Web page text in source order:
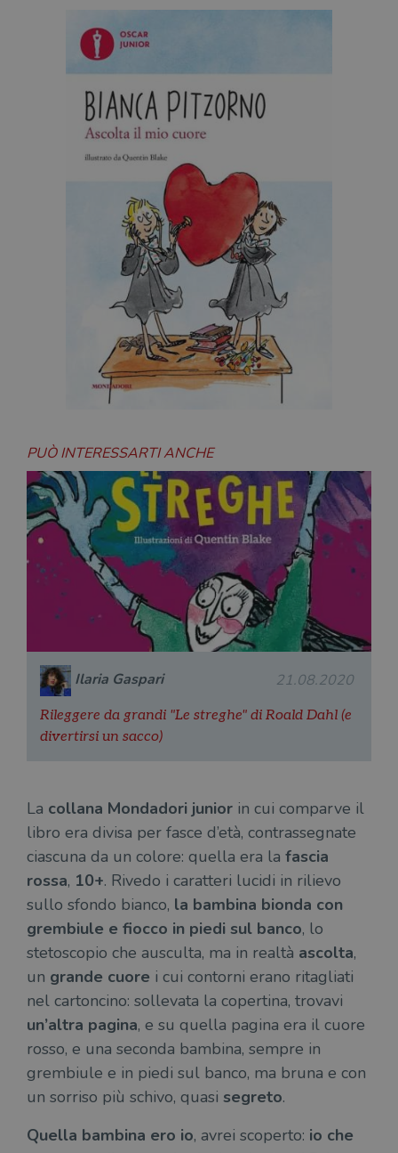
PUÒ INTERESSARTI ANCHE
Ilaria Gaspari 21.08.2020
Rileggere da grandi "Le streghe" di Roald Dahl (e
divertirsi un sacco)
La collana Mondadori junior in cui comparve il
libro era divisa per fasce d’età, contrassegnate
ciascuna da un colore: quella era la fascia
rossa, 10+. Rivedo i caratteri lucidi in rilievo
sullo sfondo bianco, la bambina bionda con
grembiule e fiocco in piedi sul banco, lo
stetoscopio che ausculta, ma in realtà ascolta,
un grande cuore i cui contorni erano ritagliati
nel cartoncino: sollevata la copertina, trovavi
un’altra pagina, e su quella pagina era il cuore
rosso, e una seconda bambina, sempre in
grembiule e in piedi sul banco, ma bruna e con
un sorriso più schivo, quasi segreto.
Quella bambina ero io, avrei scoperto: io che